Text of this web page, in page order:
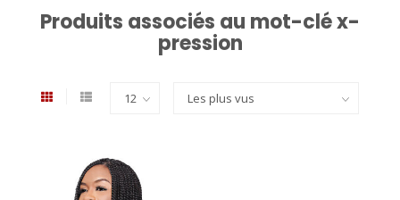
Produits associés au mot-clé x-
pression